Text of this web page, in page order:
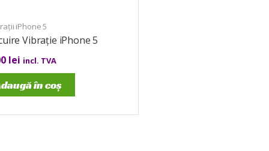
iPhone 5
Vibrație iPhone 5
lei incl. TVA
în coș